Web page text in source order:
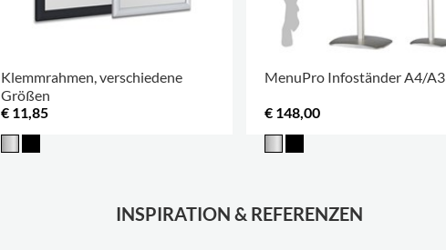
Klemmrahmen, verschiedene
Größen
€ 11,85
MenuPro Infoständer A4/A3
€ 148,00
INSPIRATION & REFERENZEN